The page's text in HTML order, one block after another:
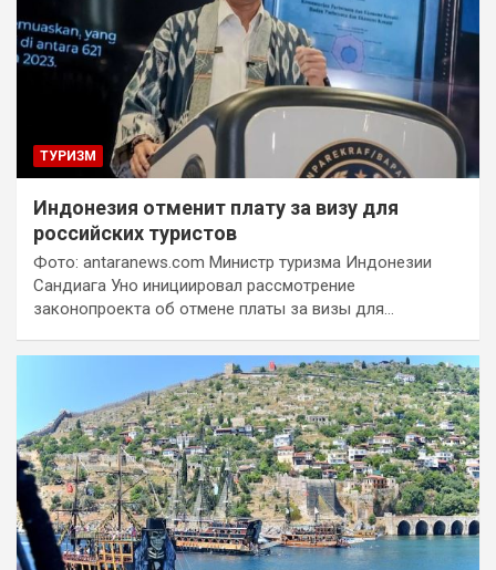
ТУРИЗМ
Индонезия отменит плату за визу для
российских туристов
Фото: antaranews.com Министр туризма Индонезии
Сандиага Уно инициировал рассмотрение
законопроекта об отмене платы за визы для…